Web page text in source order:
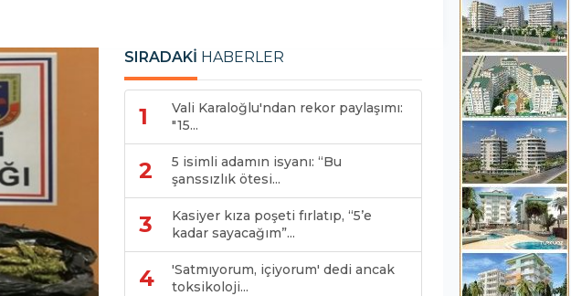
SIRADAKİ HABERLER
1
Vali Karaloğlu'ndan rekor paylaşımı:
"15...
2
5 isimli adamın isyanı: “Bu
şanssızlık ötesi...
3
Kasiyer kıza poşeti fırlatıp, “5’e
kadar sayacağım”...
4
'Satmıyorum, içiyorum' dedi ancak
toksikoloji...